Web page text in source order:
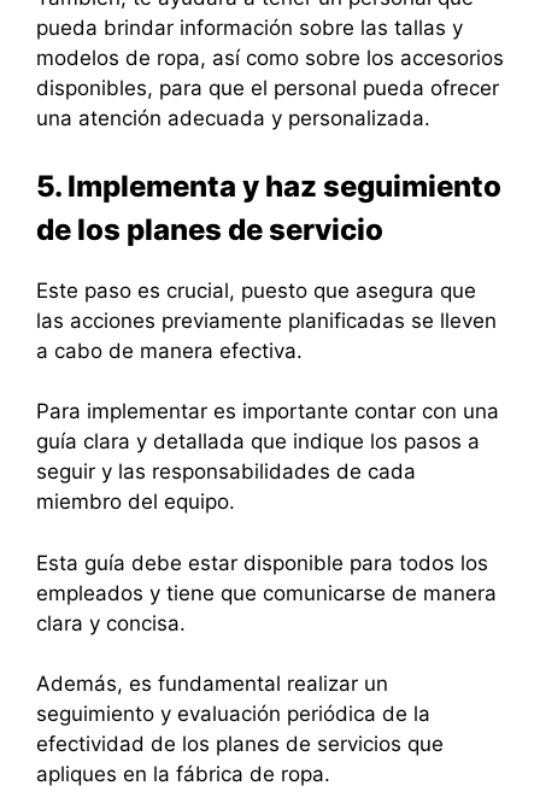
pueda brindar información sobre las tallas y
modelos de ropa, así como sobre los accesorios
disponibles, para que el personal pueda ofrecer
una atención adecuada y personalizada.
5. Implementa y haz seguimiento
de los planes de servicio
Este paso es crucial, puesto que asegura que
las acciones previamente planificadas se lleven
a cabo de manera efectiva.
Para implementar es importante contar con una
guía clara y detallada que indique los pasos a
seguir y las responsabilidades de cada
miembro del equipo.
Esta guía debe estar disponible para todos los
empleados y tiene que comunicarse de manera
clara y concisa.
Además, es fundamental realizar un
seguimiento y evaluación periódica de la
efectividad de los planes de servicios que
apliques en la fábrica de ropa.